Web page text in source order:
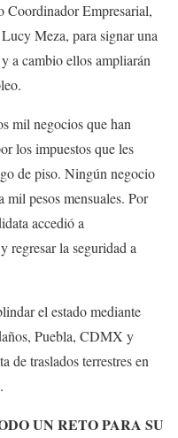
Coordinador Empresarial,
Meza, para signar una
a cambio ellos ampliarán
mil negocios que han
los impuestos que les
de piso. Ningún negocio
mil pesos mensuales. Por
accedió a
regresar la seguridad a
el estado mediante
Puebla, CDMX y
de traslados terrestres en
UN RETO PARA SU